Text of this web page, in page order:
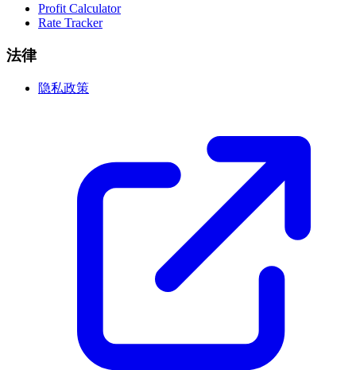
Profit Calculator
Rate Tracker
法律
隐私政策